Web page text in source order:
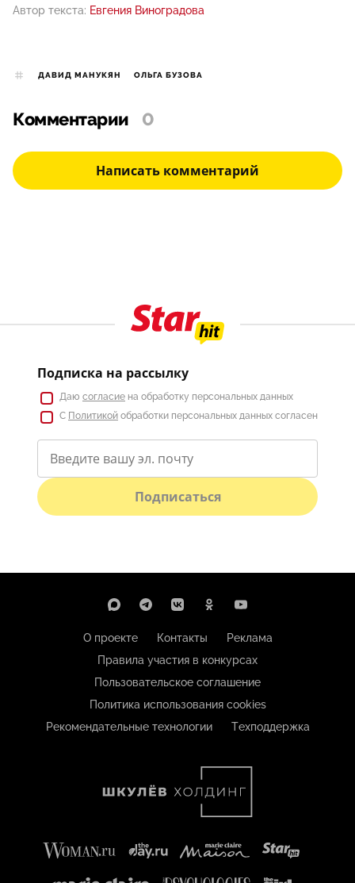
Автор текста: Евгения Виноградова
ДАВИД МАНУКЯН ОЛЬГА БУЗОВА
Комментарии 0
Написать комментарий
Подписка на рассылку
Даю согласие на обработку персональных данных
С Политикой обработки персональных данных согласен
Подписаться
О проекте Контакты
Реклама
Правила участия в конкурсах
Пользовательское соглашение
Политика использования cookies
Рекомендательные технологии
Техподдержка